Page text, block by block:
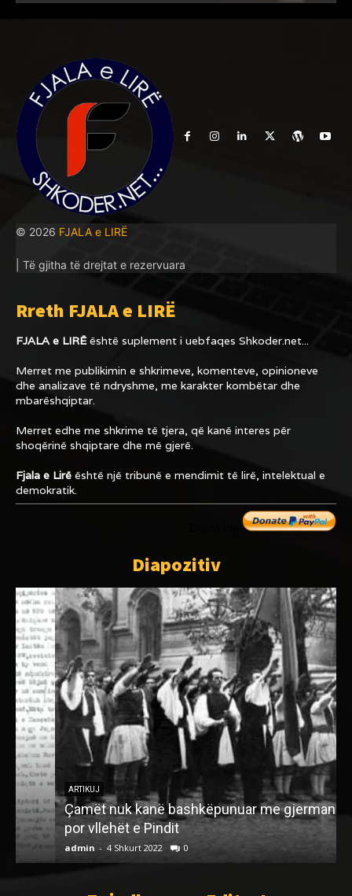
© 2026 FJALA e LIRË
| Të gjitha të drejtat e rezervuara
Rreth FJALA e LIRË
FJALA e LIRËështë suplement i uebfaqes Shkoder.net...
Merret me publikimin e shkrimeve, komenteve, opinioneve
dhe analizave të ndryshme, me karakter kombëtar dhe
mbarëshqiptar.
Merret edhe me shkrime të tjera, që kanë interes për
shoqërinë shqiptare dhe më gjerë.
Fjala e Lirë është një tribunë e mendimit të lirë, intelektual e
demokratik.
Diapozitiv
Çamët nuk kanë bashkëpunuar me gjermanët,
por vllehët e Pindit
admin 4 Shkurt 2022 0